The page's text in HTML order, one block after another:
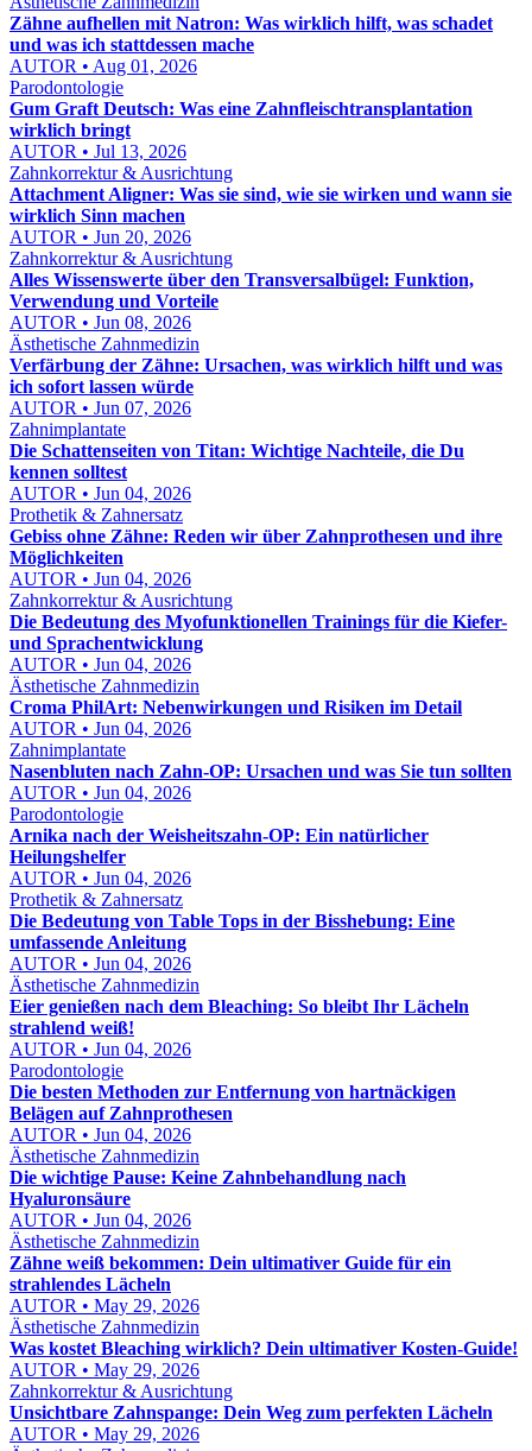
Zähne aufhellen mit Natron: Was wirklich hilft, was schadet
und was ich stattdessen mache
AUTOR • Aug 01, 2026
Parodontologie
Gum Graft Deutsch: Was eine Zahnfleischtransplantation
wirklich bringt
AUTOR • Jul 13, 2026
Zahnkorrektur & Ausrichtung
Attachment Aligner: Was sie sind, wie sie wirken und wann sie
wirklich Sinn machen
AUTOR • Jun 20, 2026
Zahnkorrektur & Ausrichtung
Alles Wissenswerte über den Transversalbügel: Funktion,
Verwendung und Vorteile
AUTOR • Jun 08, 2026
Ästhetische Zahnmedizin
Verfärbung der Zähne: Ursachen, was wirklich hilft und was
ich sofort lassen würde
AUTOR • Jun 07, 2026
Zahnimplantate
Die Schattenseiten von Titan: Wichtige Nachteile, die Du
kennen solltest
AUTOR • Jun 04, 2026
Prothetik & Zahnersatz
Gebiss ohne Zähne: Reden wir über Zahnprothesen und ihre
Möglichkeiten
AUTOR • Jun 04, 2026
Zahnkorrektur & Ausrichtung
Die Bedeutung des Myofunktionellen Trainings für die Kiefer-
und Sprachentwicklung
AUTOR • Jun 04, 2026
Ästhetische Zahnmedizin
Croma PhilArt: Nebenwirkungen und Risiken im Detail
AUTOR • Jun 04, 2026
Zahnimplantate
Nasenbluten nach Zahn-OP: Ursachen und was Sie tun sollten
AUTOR • Jun 04, 2026
Parodontologie
Arnika nach der Weisheitszahn-OP: Ein natürlicher
Heilungshelfer
AUTOR • Jun 04, 2026
Prothetik & Zahnersatz
Die Bedeutung von Table Tops in der Bisshebung: Eine
umfassende Anleitung
AUTOR • Jun 04, 2026
Ästhetische Zahnmedizin
Eier genießen nach dem Bleaching: So bleibt Ihr Lächeln
strahlend weiß!
AUTOR • Jun 04, 2026
Parodontologie
Die besten Methoden zur Entfernung von hartnäckigen
Belägen auf Zahnprothesen
AUTOR • Jun 04, 2026
Ästhetische Zahnmedizin
Die wichtige Pause: Keine Zahnbehandlung nach
Hyaluronsäure
AUTOR • Jun 04, 2026
Ästhetische Zahnmedizin
Zähne weiß bekommen: Dein ultimativer Guide für ein
strahlendes Lächeln
AUTOR • May 29, 2026
Ästhetische Zahnmedizin
Was kostet Bleaching wirklich? Dein ultimativer Kosten-Guide!
AUTOR • May 29, 2026
Zahnkorrektur & Ausrichtung
Unsichtbare Zahnspange: Dein Weg zum perfekten Lächeln
AUTOR • May 29, 2026